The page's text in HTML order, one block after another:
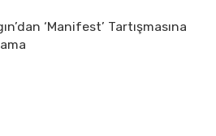
‘Manifest’ Tartışmasına